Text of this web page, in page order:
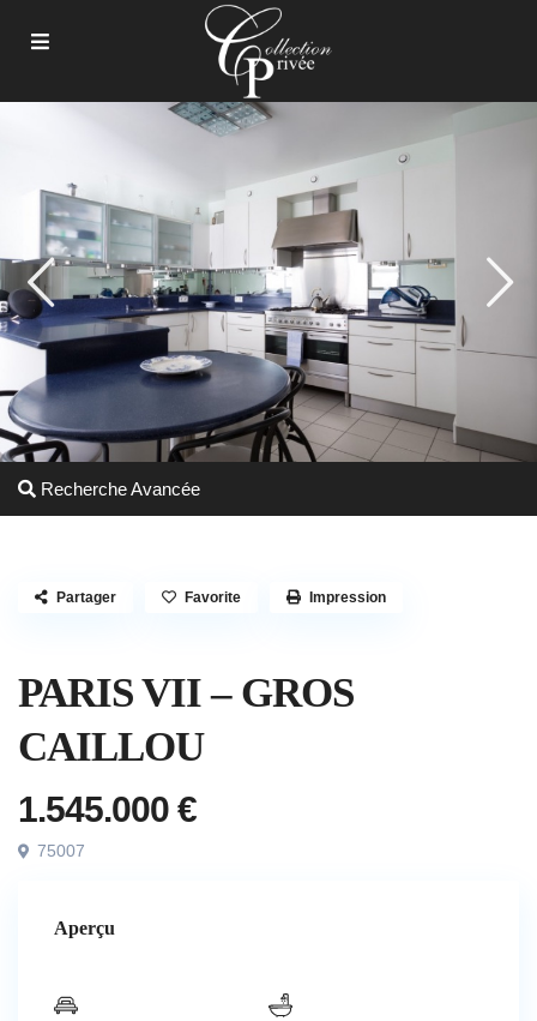
Recherche Avancée
PARIS VII – GROS
CAILLOU
1.545.000 €
75007
Partager Favorite Impression
Aperçu